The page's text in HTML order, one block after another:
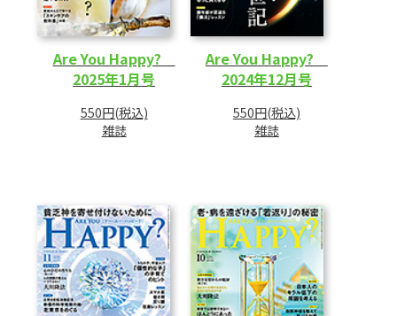
Are You Happy?
2025年1月号
550円(税込)
雑誌
Are You Happy?
2024年12月号
550円(税込)
雑誌